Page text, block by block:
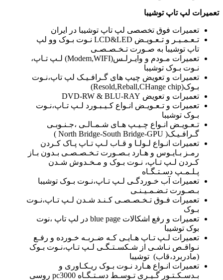
تعمیرات لپ تاپ توشیبا
تعمیرات فوق تخصصی لپ تاپ توشیبا در ایران
تـعـمـیـر و تـعـویـض LCD&LED نـوت بـوک وو لپ
تاپ توشیبا به صـورت تـخـصـصـی
تعمیرات مـودم و وایـرلـس(Modem,WIFI) لـپ تـاپ،
نـوت بـوک توشیبا
تعمیرات و تعویض چیپ های گـرافـیـک لپ تاپ،نـوت
بـوک(Resold,Reball,CHange chip)
تعمیرات و تعویض DVD-RW & BLU-RAY
تعمیرات و تـعـویـض انـواع کـیـبـورد لـپ تـاپ،نـوت
بـوک توشیبا
تـعـویـض انـواع چـیـپ هـای شـمـالـی ،جـنـوبـی
گـرافـیـک( North Bridge-South Bridge-GPU )
تعمیرات انـواع لـولـا و قـاب لـپ تـاپ پـاک کـردن
رمـز بـایـوس و هـارد بـصـورت تـخـصـصـی بـدون بـاز
کـردن لـپ تـاپ، نـوت بـوک و مـخـدوش شـدن
پـلـمـپ دسـتـگـاه
تعمیرات آب خـوردگـی لـپ تـاپ،نـوت بـوک توشیبا
بـصـورت تـضـمـیـنـی
تعمیرات فـوق تـخـصـصـی کـنـد شـدن لـپ تـاپ،نـوت
بـوک
تعمیرات و رفع اشکالات blue page در لپ تاپ ،نوت
بوک توشیبا
تعمیرات لـپ تـاپ هـایـی کـه ضـربـه خـورده و رفـع
نـواقـص نـاشـی از شـکسـتـگـی لـپ تـاپ،نـوت بـوک
(مادربرد،قاب) توشیبا
تعمیرات انـواع هـارد نـوت بـوک ریـکـاوری و
بـدسـکـتـور گـیـری تـوسـط دسـتـگـاه pc3000 روسی